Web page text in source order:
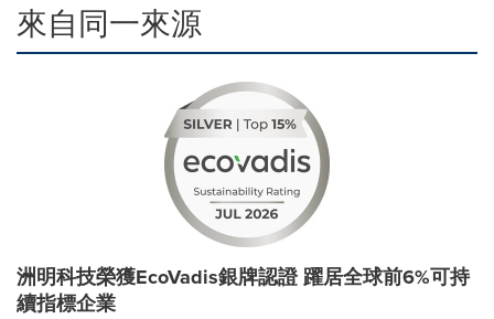
來自同一來源
洲明科技榮獲EcoVadis銀牌認證 躍居全球前6%可持
續指標企業